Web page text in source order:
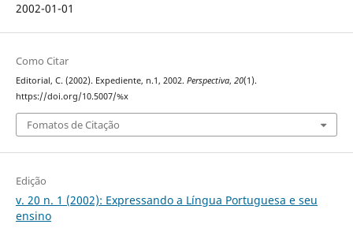
2002-01-01
Como Citar
Editorial, C. (2002). Expediente, n.1, 2002. Perspectiva, 20(1).
https://doi.org/10.5007/%x
Fomatos de Citação
Edição
v. 20 n. 1 (2002): Expressando a Língua Portuguesa e seu
ensino